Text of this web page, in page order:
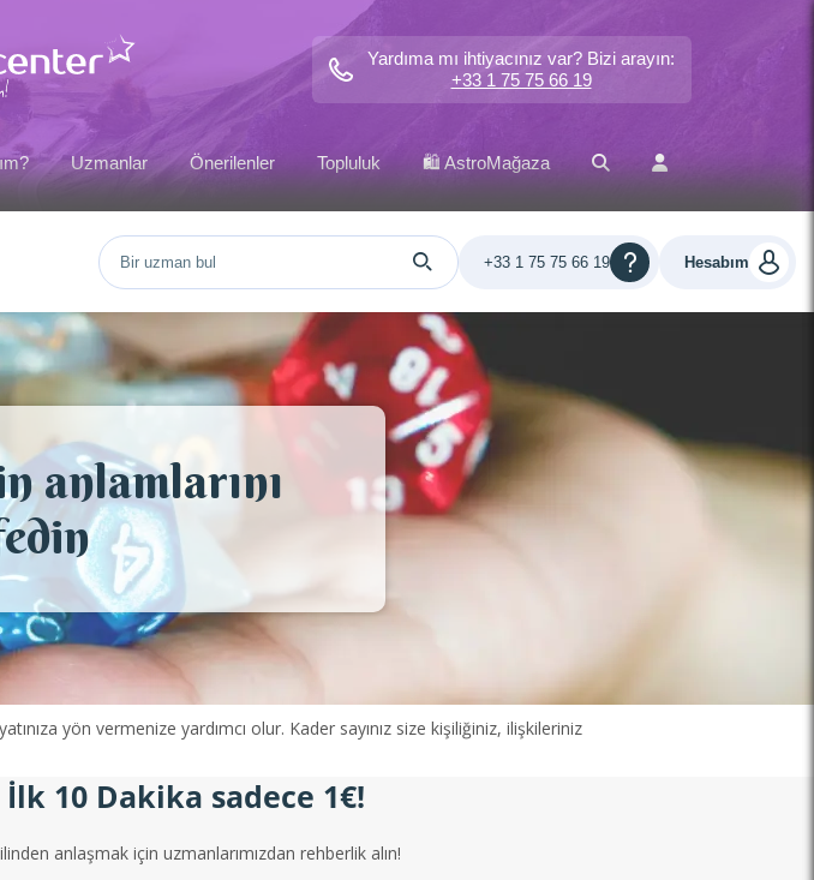
Yardıma mı ihtiyacınız var? Bizi arayın:
+33 1 75 75 66 19
Uzmanlar Önerilenler Topluluk 🛍️ AstroMağaza
Hesabım
+33 1 75 75 66 19
anlamlarını
yön vermenize yardımcı olur. Kader sayınız size kişiliğiniz, ilişkileriniz
10 Dakika sadece 1€!
anlaşmak için uzmanlarımızdan rehberlik alın!